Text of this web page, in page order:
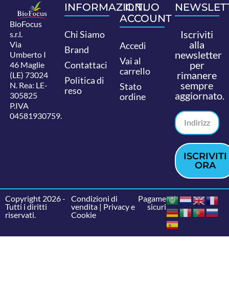
BioFocus
s.r.l.
Via
Umberto I
46 Maglie
(LE) 73024
N. Rea: LE-
305825
P.IVA
04581930759.
INFORMAZIONI
Chi Siamo
Brand
Contattaci
Politica di
reso
IL TUO
ACCOUNT
Accedi
Vai al
carrello
Stato
ordine
Iscriviti
alla
newsletter
per
rimanere
sempre
aggiornato.
ISCRIVITI
ORA
Copyright 2026 -
Tutti i diritti
riservati.
Condizioni di
vendita| Privacy e
Cookie
Pagamenti
sicuri